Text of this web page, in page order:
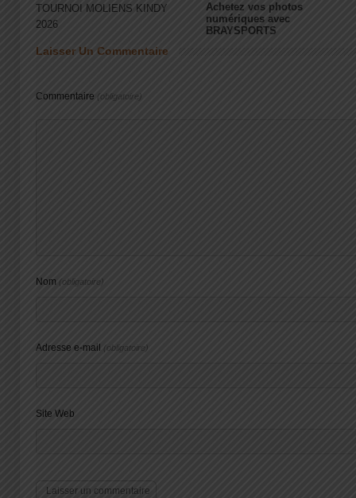
TOURNOI MOLIENS KINDY
2026
Achetez vos photos
numériques avec
BRAYSPORTS
Laisser Un Commentaire
Commentaire (obligatoire)
Nom (obligatoire)
Adresse e-mail (obligatoire)
Site Web